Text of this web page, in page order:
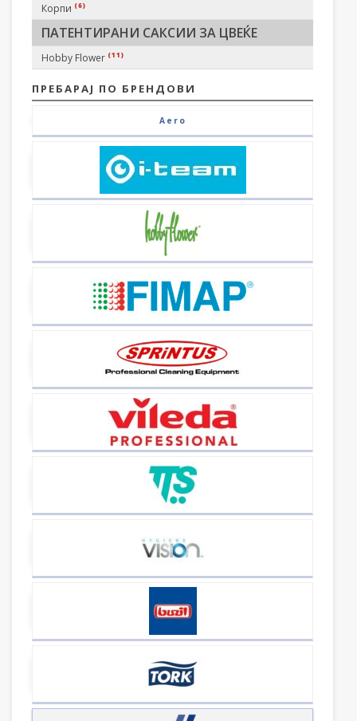
Корпи (6)
ПАТЕНТИРАНИ САКСИИ ЗА ЦВЕЌЕ
Hobby Flower (11)
ПРЕБАРАЈ ПО БРЕНДОВИ
Aero